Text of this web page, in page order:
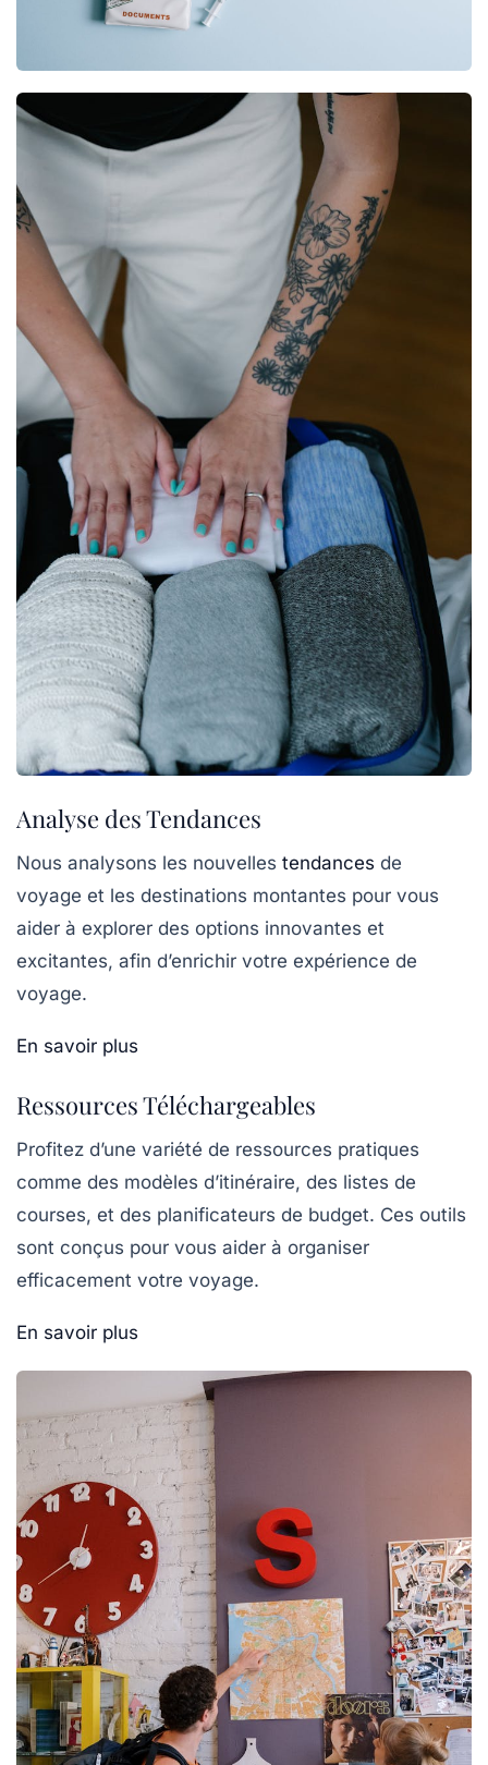
Analyse des Tendances
Nous analysons les nouvelles tendances de
voyage et les destinations montantes pour vous
aider à explorer des options innovantes et
excitantes, afin d’enrichir votre expérience de
voyage.
En savoir plus
Ressources Téléchargeables
Profitez d’une variété de ressources pratiques
comme des modèles d’itinéraire, des listes de
courses, et des planificateurs de budget. Ces outils
sont conçus pour vous aider à organiser
efficacement votre voyage.
En savoir plus